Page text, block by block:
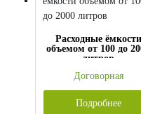
Расходные ёмкости
объемом от 100 до
литров
Договорная
Подробнее